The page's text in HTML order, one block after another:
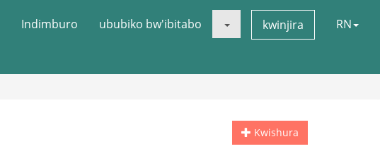
Indimburo ububiko bw'ibitabo kwinjira RN
Kwishura